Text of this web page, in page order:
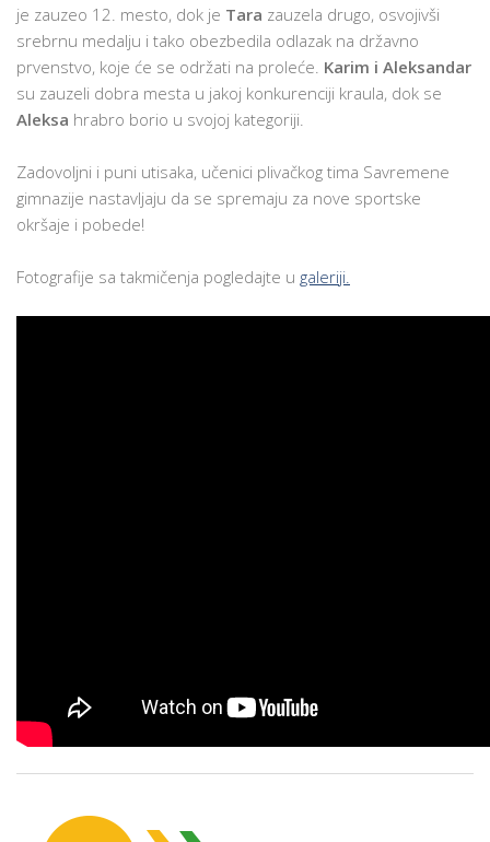
je zauzeo 12. mesto, dok je Tara zauzela drugo, osvojivši
srebrnu medalju i tako obezbedila odlazak na državno
prvenstvo, koje će se održati na proleće. Karim i Aleksandar
su zauzeli dobra mesta u jakoj konkurenciji kraula, dok se
Aleksa hrabro borio u svojoj kategoriji.
Zadovoljni i puni utisaka, učenici plivačkog tima Savremene
gimnazije nastavljaju da se spremaju za nove sportske
okršaje i pobede!
Fotografije sa takmičenja pogledajte u galeriji.